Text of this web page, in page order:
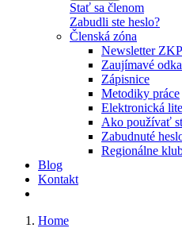
Stať sa členom
Zabudli ste heslo?
Členská zóna
Newsletter
Zaujímavé
Zápisnice
Metodiky práce
Elektronická
Ako používať
Zabudnuté
Regionálne
Blog
Kontakt
Home